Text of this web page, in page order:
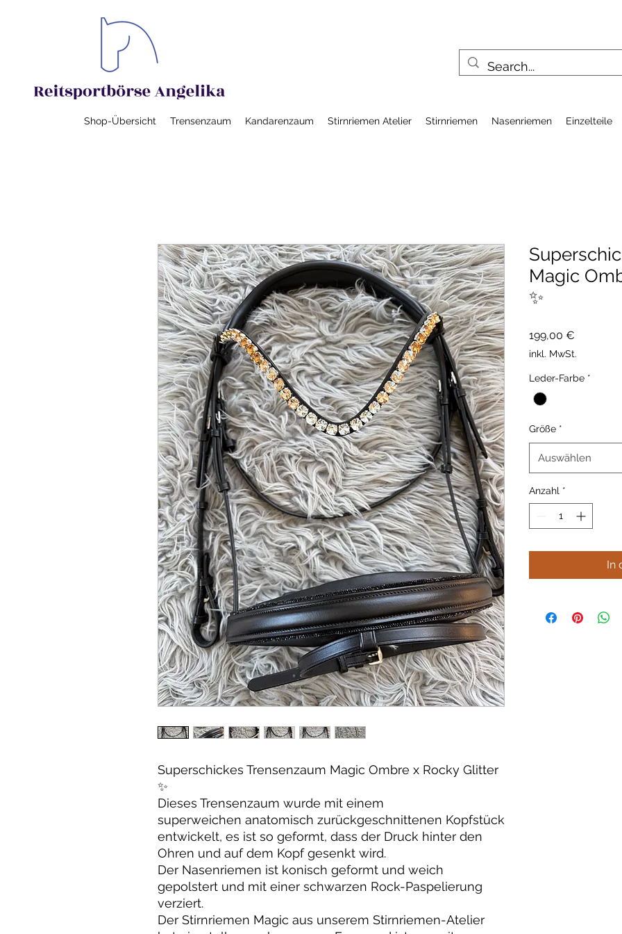
Shop-Übersicht Trensenzaum Kandarenzaum Stirnriemen Atelier Stirnriemen Nasenriemen Einzelteile
Superschickes Trensenzaum Magic Ombre x Rocky Glitter
✨
Dieses Trensenzaum wurde mit einem
superweichen anatomisch zurückgeschnittenen Kopfstück
entwickelt, es ist so geformt, dass der Druck hinter den
Ohren und auf dem Kopf gesenkt wird.
Der Nasenriemen ist konisch geformt und weich
gepolstert und mit einer schwarzen Rock-Paspelierung
verziert.
Der Stirnriemen Magic aus unserem Stirnriemen-Atelier
Magic
✨
199,00 €
inkl. MwSt.
Leder-Farbe *
Größe *
Auswählen
Anzahl *
In